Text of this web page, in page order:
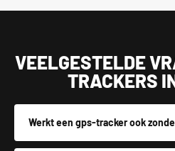
VEELGESTELDE
TRACKERS
Werkt een gps-tracker ook